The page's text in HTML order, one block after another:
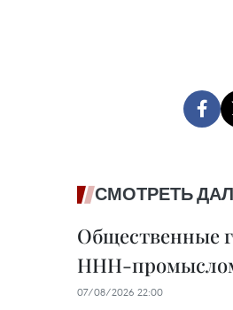
СМОТРЕТЬ
Общественные
ННН-
07/08/2026 22:00